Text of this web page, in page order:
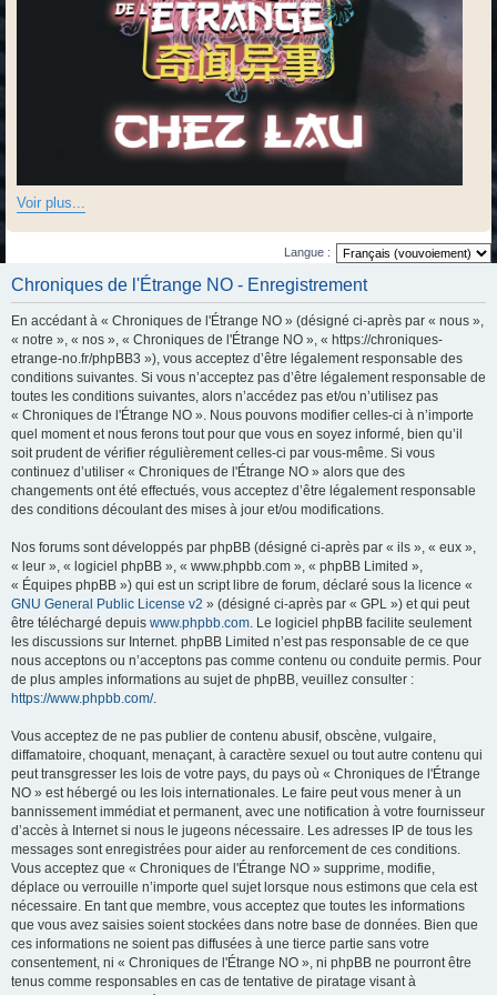
Voir plus...
Langue :
Chroniques de l'Étrange NO - Enregistrement
En accédant à « Chroniques de l'Étrange NO » (désigné ci-après par « nous »,
« notre », « nos », « Chroniques de l'Étrange NO », « https://chroniques-
etrange-no.fr/phpBB3 »), vous acceptez d’être légalement responsable des
conditions suivantes. Si vous n’acceptez pas d’être légalement responsable de
toutes les conditions suivantes, alors n’accédez pas et/ou n’utilisez pas
« Chroniques de l'Étrange NO ». Nous pouvons modifier celles-ci à n’importe
quel moment et nous ferons tout pour que vous en soyez informé, bien qu’il
soit prudent de vérifier régulièrement celles-ci par vous-même. Si vous
continuez d’utiliser « Chroniques de l'Étrange NO » alors que des
changements ont été effectués, vous acceptez d’être légalement responsable
des conditions découlant des mises à jour et/ou modifications.
Nos forums sont développés par phpBB (désigné ci-après par « ils », « eux »,
« leur », « logiciel phpBB », « www.phpbb.com », « phpBB Limited »,
« Équipes phpBB ») qui est un script libre de forum, déclaré sous la licence «
GNU General Public License v2 » (désigné ci-après par « GPL ») et qui peut
être téléchargé depuis www.phpbb.com . Le logiciel phpBB facilite seulement
les discussions sur Internet. phpBB Limited n’est pas responsable de ce que
nous acceptons ou n’acceptons pas comme contenu ou conduite permis. Pour
de plus amples informations au sujet de phpBB, veuillez consulter :
https://www.phpbb.com/.
Vous acceptez de ne pas publier de contenu abusif, obscène, vulgaire,
diffamatoire, choquant, menaçant, à caractère sexuel ou tout autre contenu qui
peut transgresser les lois de votre pays, du pays où « Chroniques de l'Étrange
NO » est hébergé ou les lois internationales. Le faire peut vous mener à un
bannissement immédiat et permanent, avec une notification à votre fournisseur
d’accès à Internet si nous le jugeons nécessaire. Les adresses IP de tous les
messages sont enregistrées pour aider au renforcement de ces conditions.
Vous acceptez que « Chroniques de l'Étrange NO » supprime, modifie,
déplace ou verrouille n’importe quel sujet lorsque nous estimons que cela est
nécessaire. En tant que membre, vous acceptez que toutes les informations
que vous avez saisies soient stockées dans notre base de données. Bien que
ces informations ne soient pas diffusées à une tierce partie sans votre
consentement, ni « Chroniques de l'Étrange NO », ni phpBB ne pourront être
tenus comme responsables en cas de tentative de piratage visant à